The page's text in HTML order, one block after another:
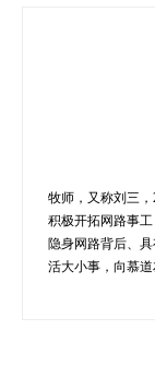
牧师，又称刘三
积极开拓网路事
隐身网路背后、
活大小事，向慕